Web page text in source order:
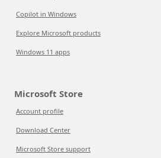
Copilot in Windows
Explore Microsoft products
Windows 11 apps
Microsoft Store
Account profile
Download Center
Microsoft Store support